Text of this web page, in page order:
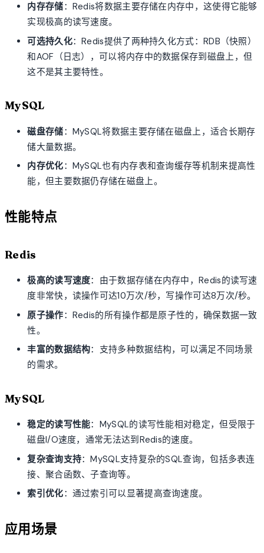
内存存储：Redis将数据主要存储在内存中，这使得它能够
实现极高的读写速度。
可选持久化：Redis提供了两种持久化方式：RDB（快照）
和AOF（日志），可以将内存中的数据保存到磁盘上，但
这不是其主要特性。
MySQL
磁盘存储：MySQL将数据主要存储在磁盘上，适合长期存
储大量数据。
内存优化：MySQL也有内存表和查询缓存等机制来提高性
能，但主要数据仍存储在磁盘上。
性能特点
Redis
极高的读写速度：由于数据存储在内存中，Redis的读写速
度非常快，读操作可达10万次/秒，写操作可达8万次/秒。
原子操作：Redis的所有操作都是原子性的，确保数据一致
性。
丰富的数据结构：支持多种数据结构，可以满足不同场景
的需求。
MySQL
稳定的读写性能：MySQL的读写性能相对稳定，但受限于
磁盘I/O速度，通常无法达到Redis的速度。
复杂查询支持：MySQL支持复杂的SQL查询，包括多表连
接、聚合函数、子查询等。
索引优化：通过索引可以显著提高查询速度。
应用场景